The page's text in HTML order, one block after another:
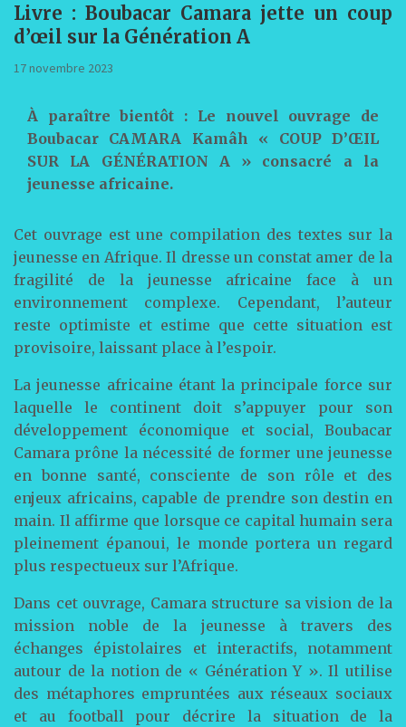
Livre : Boubacar Camara jette un coup
d’œil sur la Génération A
17 novembre 2023
À paraître bientôt : Le nouvel ouvrage de
Boubacar CAMARA Kamâh « COUP D’ŒIL
SUR LA GÉNÉRATION A » consacré a la
jeunesse africaine.
Cet ouvrage est une compilation des textes sur la
jeunesse en Afrique. Il dresse un constat amer de la
fragilité de la jeunesse africaine face à un
environnement complexe. Cependant, l’auteur
reste optimiste et estime que cette situation est
provisoire, laissant place à l’espoir.
La jeunesse africaine étant la principale force sur
laquelle le continent doit s’appuyer pour son
développement économique et social, Boubacar
Camara prône la nécessité de former une jeunesse
en bonne santé, consciente de son rôle et des
enjeux africains, capable de prendre son destin en
main. Il affirme que lorsque ce capital humain sera
pleinement épanoui, le monde portera un regard
plus respectueux sur l’Afrique.
Dans cet ouvrage, Camara structure sa vision de la
mission noble de la jeunesse à travers des
échanges épistolaires et interactifs, notamment
autour de la notion de « Génération Y ». Il utilise
des métaphores empruntées aux réseaux sociaux
et au football pour décrire la situation de la